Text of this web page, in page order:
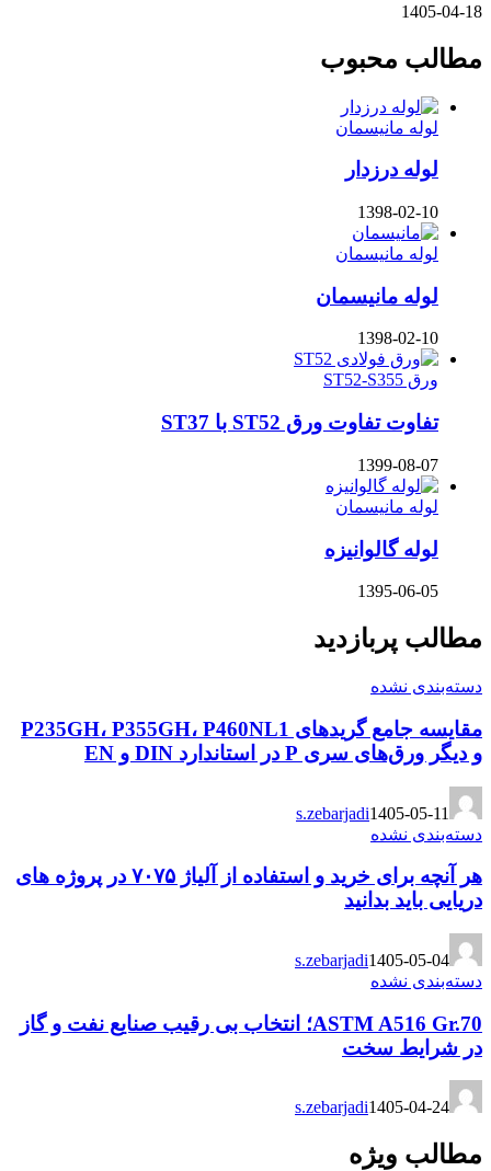
1405-04-18
مطالب محبوب
لوله مانیسمان
لوله درزدار
1398-02-10
لوله مانیسمان
لوله مانیسمان
1398-02-10
ورق ST52-S355
تفاوت تفاوت ورق ST52 با ST37
1399-08-07
لوله مانیسمان
لوله گالوانیزه
1395-06-05
مطالب پربازدید
دسته‌بندی نشده
مقایسه جامع گریدهای P235GH، P355GH، P460NL1
و دیگر ورق‌های سری P در استاندارد DIN و EN
s.zebarjadi1405-05-11
دسته‌بندی نشده
هر آنچه برای خرید و استفاده از آلیاژ ۷۰۷۵ در پروژه های
دریایی باید بدانید
s.zebarjadi1405-05-04
دسته‌بندی نشده
ASTM A516 Gr.70؛ انتخاب بی رقیب صنایع نفت و گاز
در شرایط سخت
s.zebarjadi1405-04-24
مطالب ویژه